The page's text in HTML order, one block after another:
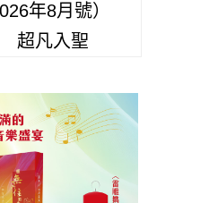
年8月號）
超凡入聖